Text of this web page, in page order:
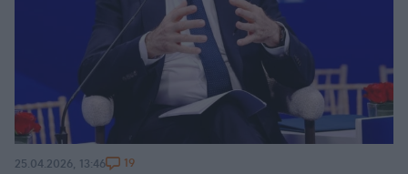
25.04.2026, 13:46 19